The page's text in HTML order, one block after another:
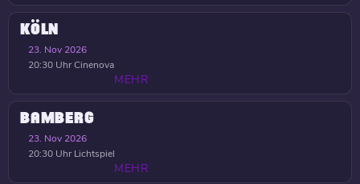
KÖLN
23. Nov 2026
20:30 UhrCinenova
MEHR
BAMBERG
23. Nov 2026
20:30 Uhr Lichtspiel
MEHR